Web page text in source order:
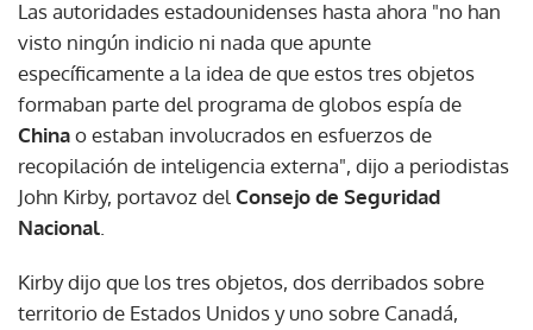
Las autoridades estadounidenses hasta ahora "no han
visto ningún indicio ni nada que apunte
específicamente a la idea de que estos tres objetos
formaban parte del programa de globos espía de
Chinao estaban involucrados en esfuerzos de
recopilación de inteligencia externa", dijo a periodistas
John Kirby, portavoz delConsejo de Seguridad
Nacional.
Kirby dijo que los tres objetos, dos derribados sobre
territorio de Estados Unidos y uno sobre Canadá,